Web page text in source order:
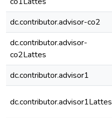
dc.contributor.advisor-co2
dc.contributor.advisor-
co2Lattes
dc.contributor.advisor1
dc.contributor.advisor1Lattes